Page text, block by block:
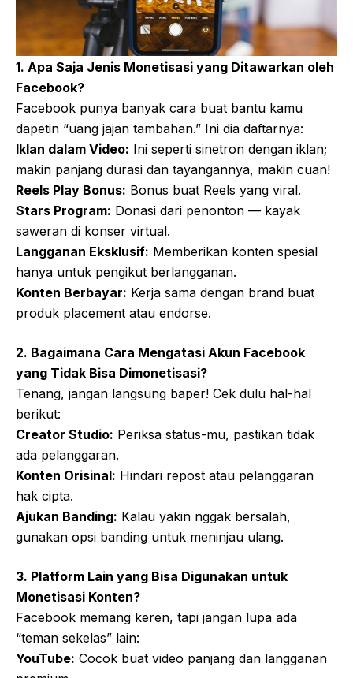
1. Apa Saja Jenis Monetisasi yang Ditawarkan oleh
Facebook?
Facebook punya banyak cara buat bantu kamu
dapetin “uang jajan tambahan.” Ini dia daftarnya:
Iklan dalam Video: Ini seperti sinetron dengan iklan;
makin panjang durasi dan tayangannya, makin cuan!
Reels Play Bonus: Bonus buat Reels yang viral.
Stars Program: Donasi dari penonton — kayak
saweran di konser virtual.
Langganan Eksklusif: Memberikan konten spesial
hanya untuk pengikut berlangganan.
Konten Berbayar: Kerja sama dengan brand buat
produk placement atau endorse.
2. Bagaimana Cara Mengatasi Akun Facebook
yang Tidak Bisa Dimonetisasi?
Tenang, jangan langsung baper! Cek dulu hal-hal
berikut:
Creator Studio: Periksa status-mu, pastikan tidak
ada pelanggaran.
Konten Orisinal: Hindari repost atau pelanggaran
hak cipta.
Ajukan Banding: Kalau yakin nggak bersalah,
gunakan opsi banding untuk meninjau ulang.
3. Platform Lain yang Bisa Digunakan untuk
Monetisasi Konten?
Facebook memang keren, tapi jangan lupa ada
“teman sekelas” lain:
YouTube: Cocok buat video panjang dan langganan